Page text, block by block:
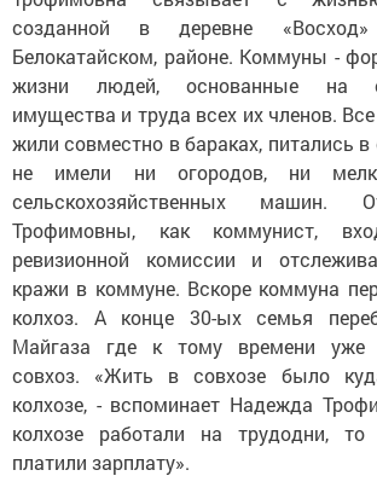
созданной в деревне
Белокатайском, районе. Коммуны -
жизни людей, основанные на
имущества и труда всех их членов.
жили совместно в бараках, питались
не имели ни огородов, ни
сельскохозяйственных машин.
Трофимовны, как коммунист,
ревизионной комиссии и
кражи в коммуне. Вскоре коммуна
колхоз. А конце 30-ых семья
Майгаза где к тому времени уже
совхоз. «Жить в совхозе было
колхозе, - вспоминает Надежда
колхозе работали на трудодни,
платили зарплату».